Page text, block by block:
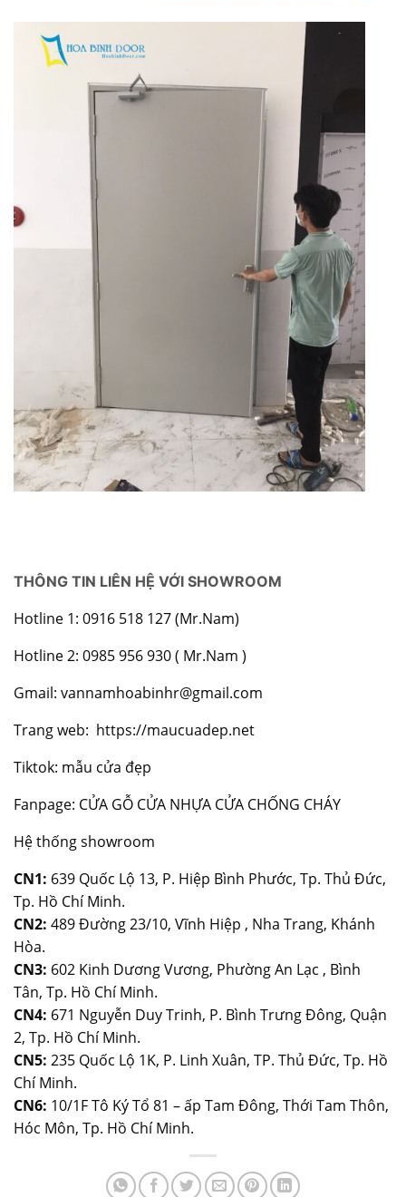
THÔNG TIN LIÊN HỆ VỚI SHOWROOM
Hotline 1: 0916 518 127 (Mr.Nam)
Hotline 2: 0985 956 930 ( Mr.Nam )
Gmail: vannamhoabinhr@gmail.com
Trang web: https://maucuadep.net
Tiktok: mẫu cửa đẹp
Fanpage: CỬA GỖ CỬA NHỰA CỬA CHỐNG CHÁY
Hệ thống showroom
CN1: 639 Quốc Lộ 13, P. Hiệp Bình Phước, Tp. Thủ Đức,
Tp. Hồ Chí Minh.
CN2: 489 Đường 23/10, Vĩnh Hiệp , Nha Trang, Khánh
Hòa.
CN3: 602 Kinh Dương Vương, Phường An Lạc , Bình
Tân, Tp. Hồ Chí Minh.
CN4: 671 Nguyễn Duy Trinh, P. Bình Trưng Đông, Quận
2, Tp. Hồ Chí Minh.
CN5: 235 Quốc Lộ 1K, P. Linh Xuân, TP. Thủ Đức, Tp. Hồ
Chí Minh.
CN6: 10/1F Tô Ký Tổ 81 – ấp Tam Đông, Thới Tam Thôn,
Hóc Môn, Tp. Hồ Chí Minh.